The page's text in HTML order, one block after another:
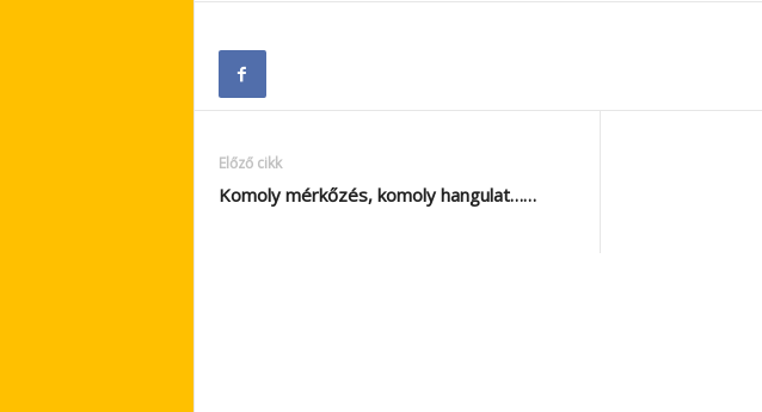
Előző cikk
Komoly mérkőzés, komoly hangulat……